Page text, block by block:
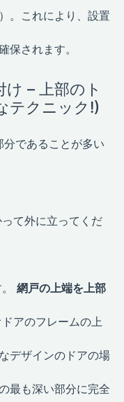
。これにより、設置
保されます。
– 上部のト
テクニック!)
であることが多い
て外に立ってくだ
網戸の上端を上部
アのフレームの上
デザインのドアの場
最も深い部分に完全